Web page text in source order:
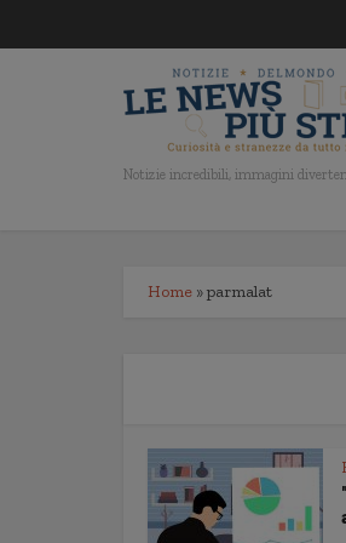
Notizie incredibili, immagini
Home »parmalat